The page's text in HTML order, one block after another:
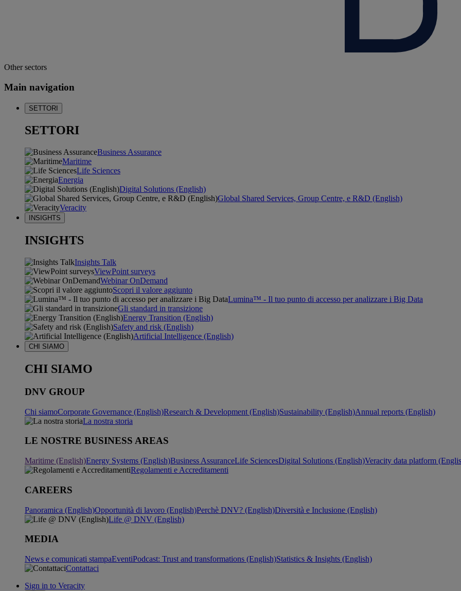
Other sectors
Main navigation
SETTORI
SETTORI
Business Assurance
Maritime
Life Sciences
Energia
Digital Solutions (English)
Global Shared Services, Group Centre, e R&D (English)
Veracity
INSIGHTS
INSIGHTS
Insights Talk
ViewPoint surveys
Webinar OnDemand
Scopri il valore aggiunto
Lumina™ - Il tuo punto di accesso per analizzare i Big Data
Gli standard in transizione
Energy Transition (English)
Safety and risk (English)
Artificial Intelligence (English)
CHI SIAMO
CHI SIAMO
DNV GROUP
Chi siamoCorporate Governance (English)Research & Development (English)Sustainability (English)Annual reports (English)
La nostra storia
LE NOSTRE BUSINESS AREAS
Maritime (English)Energy Systems (English)Business AssuranceLife SciencesDigital Solutions (English)Veracity data platform
Regolamenti e Accreditamenti
CAREERS
Panoramica (English)Opportunità di lavoro (English)Perchè DNV? (English)Diversità e Inclusione (English)
Life @ DNV (English)
MEDIA
News e comunicati stampaEventiPodcast: Trust and transformations (English)Statistics & Insights (English)
Contattaci
Sign in to Veracity